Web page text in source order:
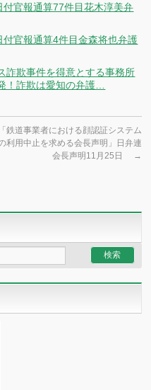
付官報通算77件目花木淳美弁
付官報通算4件目金森将也弁護
詐欺事件を得意とする事務所
！詐欺は愛知の弁護…
「鉄道事業者における顔認証システム
利用中止を求める会長声明」日弁連
会長声明11月25日
→